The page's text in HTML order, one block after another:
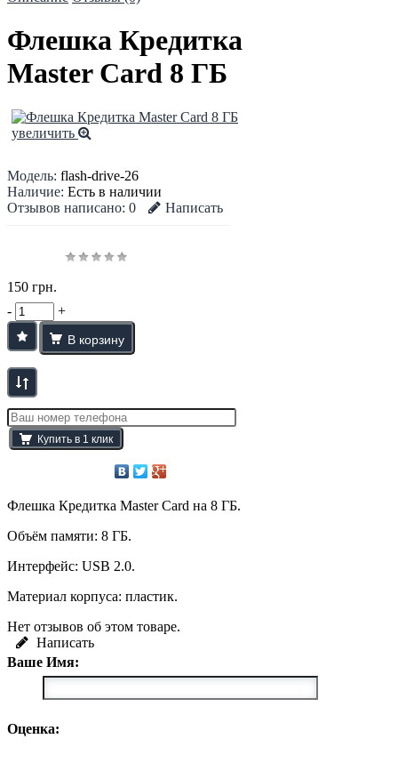
Флешка Кредитка
Master Card 8 ГБ
увеличить
Модель: flash-drive-26
Наличие: Есть в наличии
Отзывов написано: 0 Написать
150 грн.
-
+
Флешка Кредитка Master Card на 8 ГБ.
Объём памяти: 8 ГБ.
Интерфейс: USB 2.0.
Материал корпуса: пластик.
Нет отзывов об этом товаре.
Написать
Ваше Имя:
Оценка: